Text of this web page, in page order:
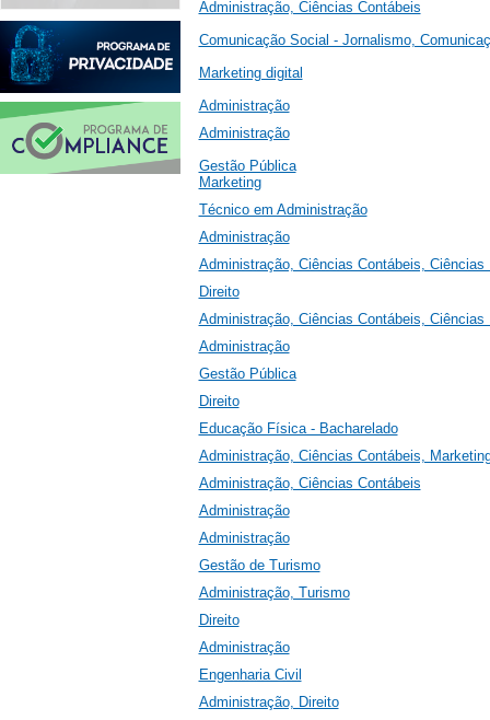
Administração, Ciências Contábeis
Comunicação Social - Jornalismo,
Marketing digital
Administração
Administração
Gestão Pública
Marketing
Técnico em Administração
Administração
Administração, Ciências Contábeis, Ciências
Direito
Administração, Ciências Contábeis, Ciências
Administração
Gestão Pública
Direito
Educação Física - Bacharelado
Administração, Ciências Contábeis,
Administração, Ciências Contábeis
Administração
Administração
Gestão de Turismo
Administração, Turismo
Direito
Administração
Engenharia Civil
Administração, Direito